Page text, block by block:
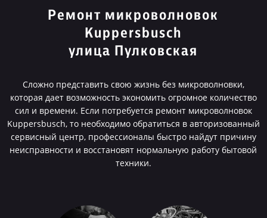
Ремонт микроволновок
Kuppersbusch
улица Пулковская
Сложно представить свою жизнь без микроволновки,
которая дает возможность экономить огромное количество
сил и времени. Если потребуется ремонт микроволновок
Kuppersbusch, то необходимо обратиться в авторизованный
сервисный центр, профессионалы быстро найдут причину
неисправности и восстановят нормальную работу бытовой
техники.